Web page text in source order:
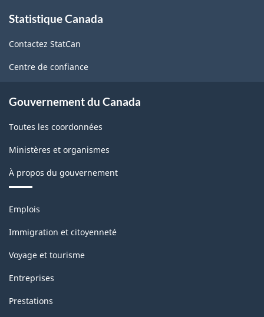
propos
ce
site
Statistique Canada
Contactez StatCan
Centre de confiance
Gouvernement du Canada
Toutes les coordonnées
Ministères et organismes
À propos du gouvernement
Thèmes
sujets
Emplois
Immigration et citoyenneté
Voyage et tourisme
Entreprises
Prestations